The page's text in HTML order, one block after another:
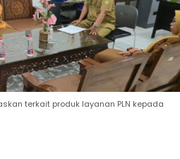
terkait produk layanan PLN kepada